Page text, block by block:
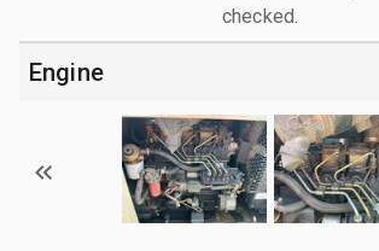
checked.
Engine